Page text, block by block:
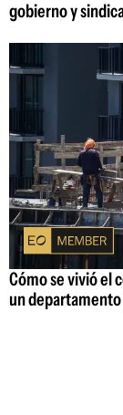
gobierno y
Cómo se vivió el
un